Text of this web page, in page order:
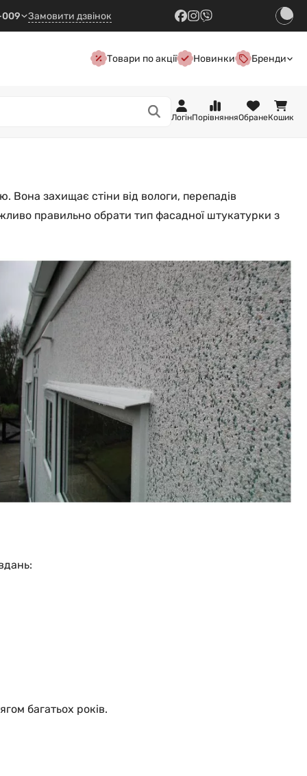
Замовити дзвінок
Товари по акції Новинки Бренди
ЛогінПорівнянняОбранеКошик
Вона захищає стіни від вологи, перепадів
правильно обрати тип фасадної штукатурки з
багатьох років.